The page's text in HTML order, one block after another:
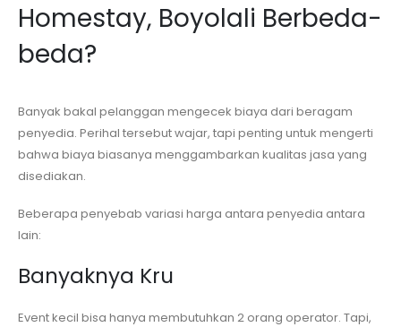
Homestay, Boyolali Berbeda-
beda?
Banyak bakal pelanggan mengecek biaya dari beragam
penyedia. Perihal tersebut wajar, tapi penting untuk mengerti
bahwa biaya biasanya menggambarkan kualitas jasa yang
disediakan.
Beberapa penyebab variasi harga antara penyedia antara
lain:
Banyaknya Kru
Event kecil bisa hanya membutuhkan 2 orang operator. Tapi,